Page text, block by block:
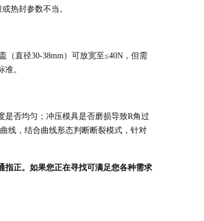
热封参数不当。
（直径30-38mm）可放宽至≤40N，但需
。
否均匀；冲压模具是否磨损导致R角过
线，结合曲线形态判断断裂模式，针对
指正。如果您正在寻找可满足您各种需求